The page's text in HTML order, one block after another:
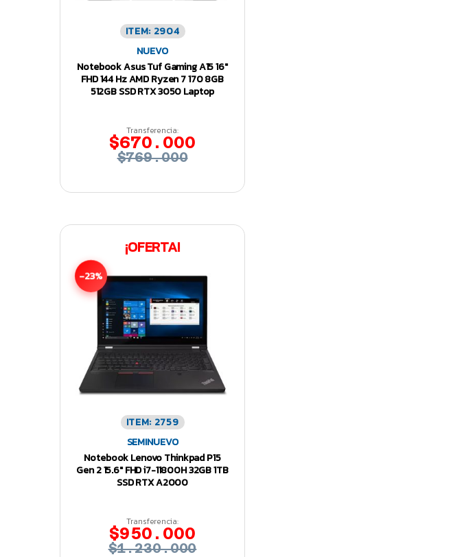
ITEM: 2904
NUEVO
Notebook Asus Tuf Gaming A15 16″
FHD 144 Hz AMD Ryzen 7 170 8GB
512GB SSD RTX 3050 Laptop
Transferencia:
$670.000
$769.000
¡OFERTA!
-23%
ITEM: 2759
SEMINUEVO
Notebook Lenovo Thinkpad P15
Gen 2 15.6″ FHD i7-11800H 32GB 1TB
SSD RTX A2000
Transferencia:
$950.000
$1.230.000